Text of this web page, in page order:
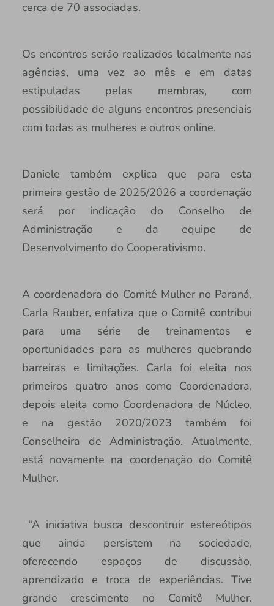
cerca de 70 associadas.
Os encontros serão realizados localmente nas
agências, uma vez ao mês e em datas
estipuladas pelas membras, com
possibilidade de alguns encontros presenciais
com todas as mulheres e outros online.
Daniele também explica que para esta
primeira gestão de 2025/2026 a coordenação
será por indicação do Conselho de
Administração e da equipe de
Desenvolvimento do Cooperativismo.
A coordenadora do Comitê Mulher no Paraná,
Carla Rauber, enfatiza que o Comitê contribui
para uma série de treinamentos e
oportunidades para as mulheres quebrando
barreiras e limitações. Carla foi eleita nos
primeiros quatro anos como Coordenadora,
depois eleita como Coordenadora de Núcleo,
e na gestão 2020/2023 também foi
Conselheira de Administração. Atualmente,
está novamente na coordenação do Comitê
Mulher.
“A iniciativa busca descontruir estereótipos
que ainda persistem na sociedade,
oferecendo espaços de discussão,
aprendizado e troca de experiências. Tive
grande crescimento no Comitê Mulher.